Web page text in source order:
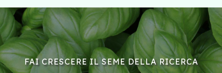
FAI CRESCERE IL SEME DELLA RICERCA